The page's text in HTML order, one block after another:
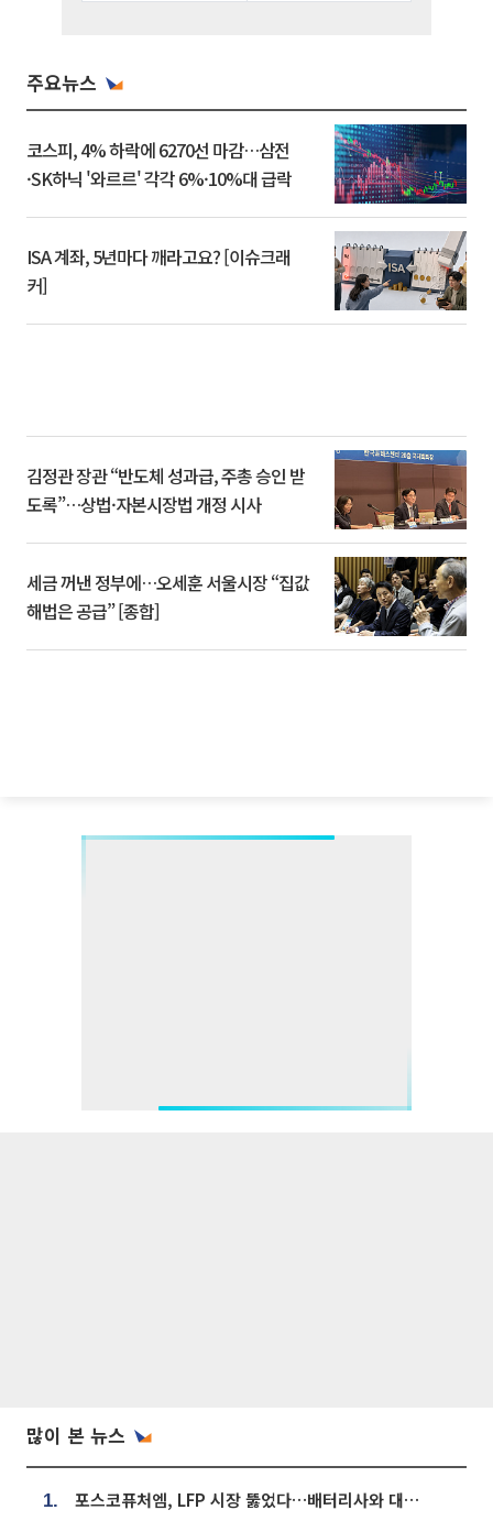
주요뉴스
코스피, 4% 하락에 6270선 마감…삼전
·SK하닉 '와르르' 각각 6%·10%대 급락
ISA 계좌, 5년마다 깨라고요? [이슈크래
커]
김정관 장관 “반도체 성과급, 주총 승인 받
도록”…상법·자본시장법 개정 시사
세금 꺼낸 정부에…오세훈 서울시장 “집값
해법은 공급” [종합]
많이 본 뉴스
1. 포스코퓨처엠, LFP 시장 뚫었다…배터리사와 대규모 장기 공급 합의